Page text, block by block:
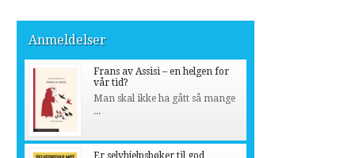
Anmeldelser
Frans av Assisi – en helgen for
vår tid?
Man skal ikke ha gått så mange
...
Er selvhjelpsbøker til god